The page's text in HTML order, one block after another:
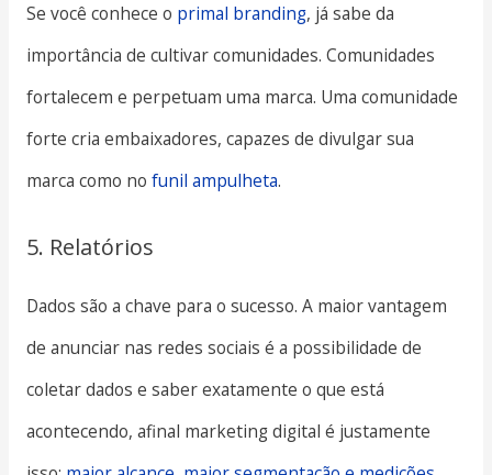
Se você conhece o primal branding, já sabe da
importância de cultivar comunidades. Comunidades
fortalecem e perpetuam uma marca. Uma comunidade
forte cria embaixadores, capazes de divulgar sua
marca como no funil ampulheta.
5. Relatórios
Dados são a chave para o sucesso. A maior vantagem
de anunciar nas redes sociais é a possibilidade de
coletar dados e saber exatamente o que está
acontecendo, afinal marketing digital é justamente